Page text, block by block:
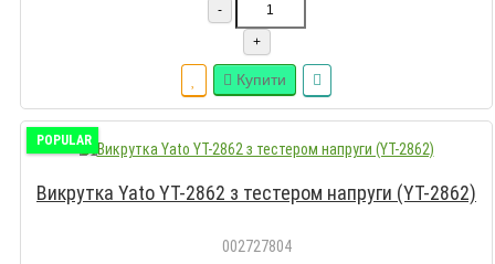
-
+
Купити
POPULAR
Викрутка Yato YT-2862 з тестером напруги (YT-2862)
002727804